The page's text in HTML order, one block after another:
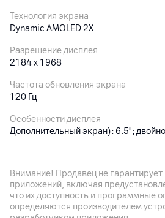
Технология экрана
Dynamic AMOLED 2X
Разрешение дисплея
2184 x 1968
Частота обновления экрана
120 Гц
Особенности дисплея
Дополнительный экран): 6.5";
Основная камера
Разрешение камеры
200Мп
Внимание! Продавец не
приложений, включая
что их доступность и программные
определяются производителем